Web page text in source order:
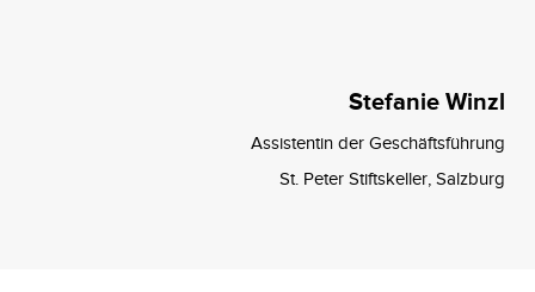
Stefanie Winzl
Assistentin der Geschäftsführung
St. Peter Stiftskeller, Salzburg